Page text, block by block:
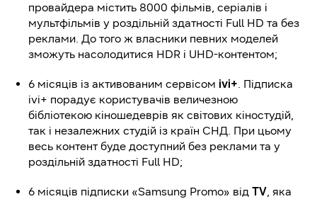
провайдера містить 8000 фільмів, серіалів і
мультфільмів у роздільній здатності Full HD та без
реклами. До того ж власники певних моделей
зможуть насолодитися HDR і UHD-контентом;
6 місяців із активованим сервісом ivi+. Підписка
ivi+ порадує користувачів величезною
бібліотекою кіношедеврів як світових кіностудій,
так і незалежних студій із країн СНД. При цьому
весь контент буде доступний без реклами та у
роздільній здатності Full HD;
6 місяців підписки «Samsung Promo» від TV, яка